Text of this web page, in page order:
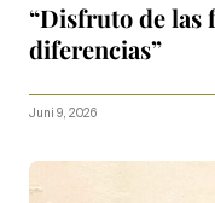
“Disfruto de las
diferencias”
Juni 9, 2026